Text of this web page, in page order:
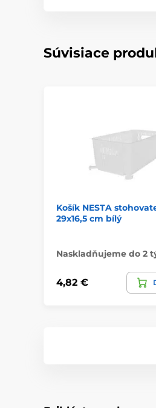
Súvisiace
Košík NESTA
29x16,5 cm bílý
Naskladňujeme do 2
4,82 €